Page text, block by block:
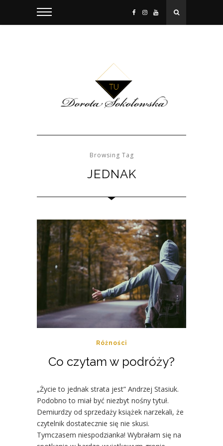
Browsing Tag
JEDNAK
Różności
Co czytam w podróży?
„Życie to jednak strata jest” Andrzej Stasiuk.
Podobno to miał być niezbyt nośny tytuł.
Demiurdzy od sprzedaży książek narzekali, że
czytelnik dostatecznie się nie skusi.
Tymczasem niespodzianka! Wybrałam się na